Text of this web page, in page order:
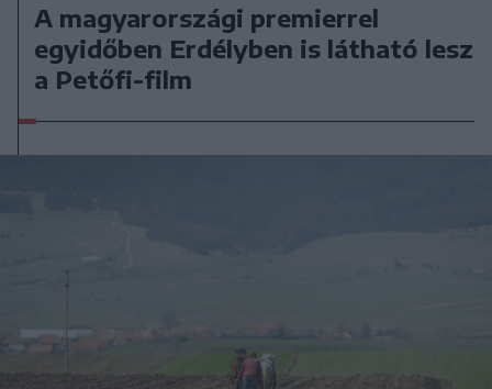
A magyarországi premierrel
egyidőben Erdélyben is látható lesz
a Petőfi-film